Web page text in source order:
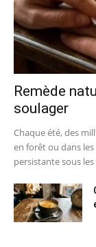
Remède
soulager
Chaque été, des
en forêt ou dans
persistante sous